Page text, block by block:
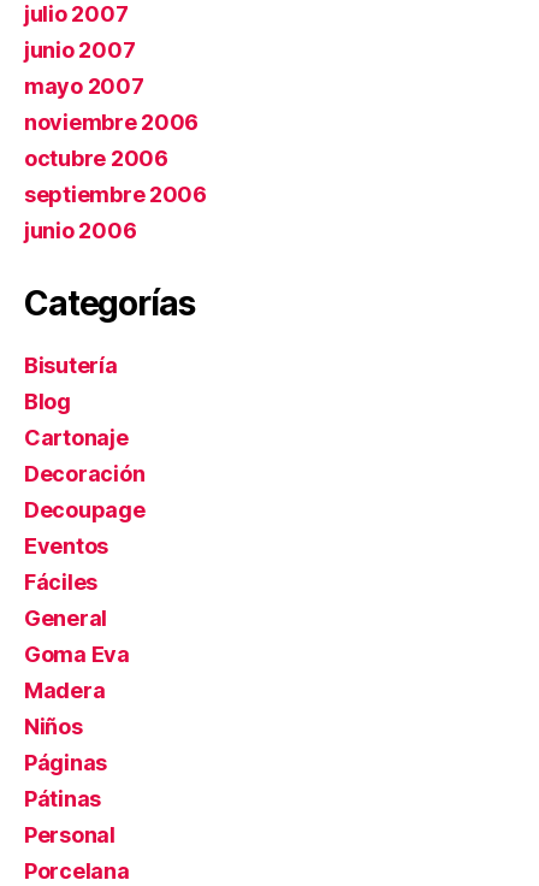
julio 2007
junio 2007
mayo 2007
noviembre 2006
octubre 2006
septiembre 2006
junio 2006
Categorías
Bisutería
Blog
Cartonaje
Decoración
Decoupage
Eventos
Fáciles
General
Goma Eva
Madera
Niños
Páginas
Pátinas
Personal
Porcelana